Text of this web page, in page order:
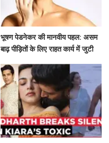
भूषण पेडनेकर की मानवीय पहल: असम
बाढ़ पीड़ितों के लिए राहत कार्य में जुटी